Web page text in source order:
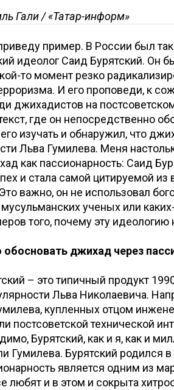
Гали / «Татар-информ»
пример. В России был
идеолог Саид Бурятский. Он
то момент резко
И его проповеди, к
джихадистов на
где он непосредственно
изучать и обнаружил, что
Льва Гумилева. Меня
как пассионарность: Саид
и стала самой цитируемой из
важно, он не использовал
ученых или
того, почему эту идеологию
джихад через
– это типичный продукт
Льва Николаевича.
купленных отцом
постсоветской технической
Бурятский, как и я, как и
Гумилева. Бурятский родился
является одним из
любят и в этом и сокрыта